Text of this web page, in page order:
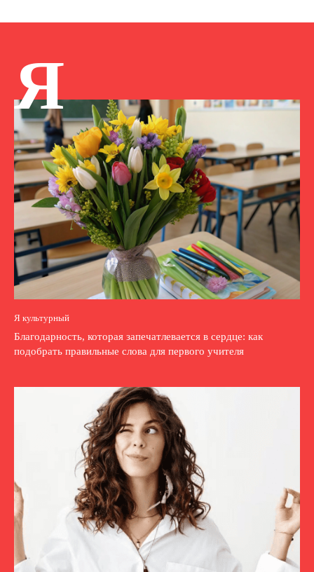
Я
Я культурный
Благодарность, которая запечатлевается в сердце: как
подобрать правильные слова для первого учителя